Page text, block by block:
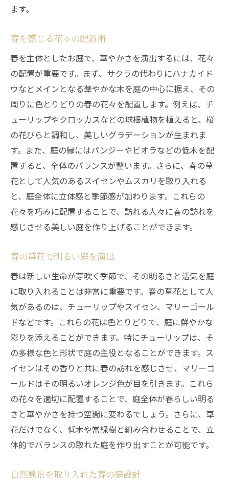
雪景色を楽しむための植栽デザイン
常緑樹の活用方法
冬の庭を楽しむためのアクセント
冬の庭メンテナンスの基本
冬の庭を温かくする照明術
プロが教える四季を通じて楽しむ造園設計の秘
訣
四季折々の庭作りの基本原則
季節ごとの植栽計画の立て方
プロが選ぶおすすめの植物
季節の変化を楽しむためのレイアウト術
四季を感じるためのメンテナンススケジュ
プロの技を活かした庭のお手入れ方法
結ニワ屋のプロが教える四季折々の庭作りのポ
イント
プロが提案する春の庭作り
夏の庭を涼しく保つ技術
秋の庭を美しく彩るコツ
冬の静かな庭を楽しむアイデア
四季折々のお庭を保つためのメンテナンス
プロが教える四季を通じた庭の楽しみ方
一年中生き生きと輝くお庭を作るためのメンテ
ナンス術
春夏秋冬に適したメンテナンス方法
季節ごとの病害虫対策
ます。
春を感じる花々の配置術
春を主体としたお庭で、華やかさを演出するには、花々
の配置が重要です。まず、サクラの代わりにハナカイド
ウなどメインとなる華やかな木を庭の中心に据え、その
周りに色とりどりの春の花々を配置します。例えば、チ
ューリップやクロッカスなどの球根植物を植えると、桜
の花びらと調和し、美しいグラデーションが生まれま
す。また、庭の縁にはパンジーやビオラなどの低木を配
置すると、全体のバランスが整います。さらに、春の草
花として人気のあるスイセンやムスカリを取り入れる
と、庭全体に立体感と季節感が加わります。これらの
花々を巧みに配置することで、訪れる人々に春の訪れを
感じさせる美しい庭を作り上げることができます。
春の草花で明るい庭を演出
春は新しい生命が芽吹く季節で、その明るさと活気を庭
に取り入れることは非常に重要です。春の草花として人
気があるのは、チューリップやスイセン、マリーゴール
ドなどです。これらの花は色とりどりで、庭に鮮やかな
彩りを添えることができます。特にチューリップは、そ
の多様な色と形状で庭の主役となることができます。ス
イセンはその香りと共に春の訪れを感じさせ、マリーゴ
ールドはその明るいオレンジ色が目を引きます。これら
の花々を適切に配置することで、庭全体が春らしい明る
さと華やかさを持つ空間に変わるでしょう。さらに、草
花だけでなく、低木や常緑樹と組み合わせることで、立
体的でバランスの取れた庭を作り出すことが可能です。
自然風景を取り入れた春の庭設計